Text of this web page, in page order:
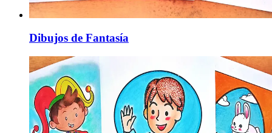
Dibujos de Fantasía